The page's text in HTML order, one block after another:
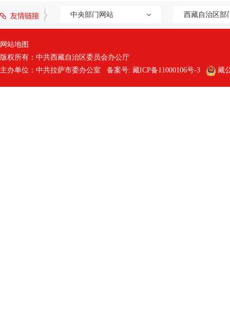
中央部门网站 西藏自治区部
网站地图
版权所有：中共西藏自治区委员会办公厅
主办单位：中共拉萨市委办公室 备案号: 藏ICP备11000106号-3 藏